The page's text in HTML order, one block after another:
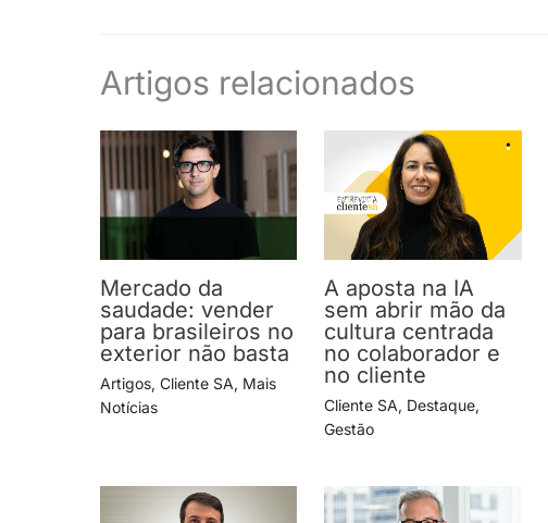
Artigos relacionados
Mercado da
saudade: vender
para brasileiros no
exterior não basta
Artigos, Cliente SA, Mais
Notícias
A aposta na IA
sem abrir mão da
cultura centrada
no colaborador e
no cliente
Cliente SA, Destaque,
Gestão